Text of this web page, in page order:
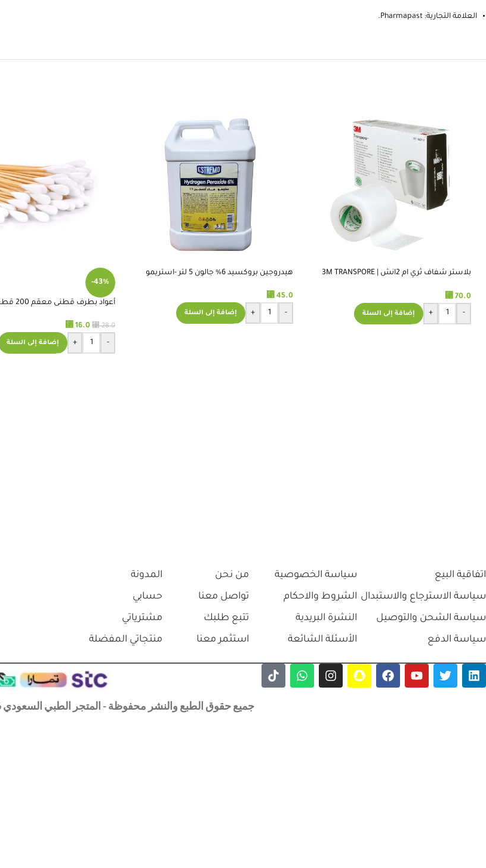
العلامة التجارية: Pharmapast.
بلاستر شفاف ثري ام 2انش | 3M TRANSPORE
⃁ 70.0
-
+ إضافة إلى السلة
هيدروجين بروكسيد 6% جالون 5 لتر -استريمو
⃁ 45.0
-
+ إضافة إلى السلة
-43%
أعواد بطرف قطنى معقم 200 قطعه
⃁28.0
⃁ 16.0
-
+ إضافة إلى السلة
اتفاقية البيع
سياسة الاسترجاع والاستبدال
سياسة الشحن والتوصيل
سياسة الدفع
سياسة الخصوصية
الشروط والاحكام
النشرة البريدية
الأسئلة الشائعة
من نحن
تواصل معنا
تتبع طلبك
استثمر معنا
المدونة
حسابي
مشترياتي
منتجاتي المفضلة
جميع حقوق الطبع والنشر محفوظة - المتجر الطبي السعودي 2026©